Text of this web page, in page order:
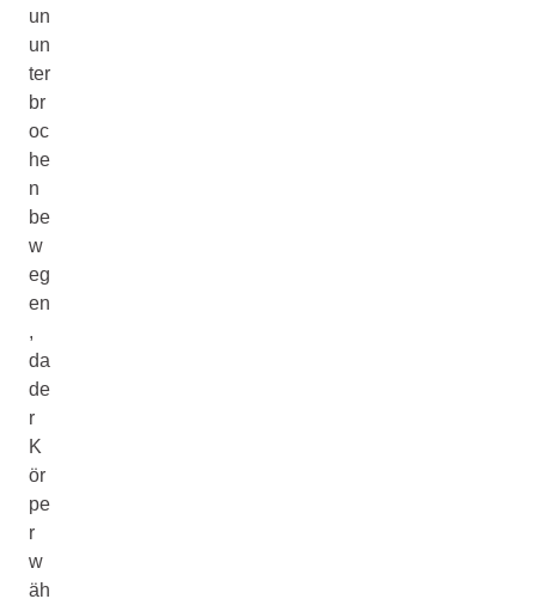
un
un
ter
br
oc
he
n
be
w
eg
en
,
da
de
r
K
ör
pe
r
w
äh